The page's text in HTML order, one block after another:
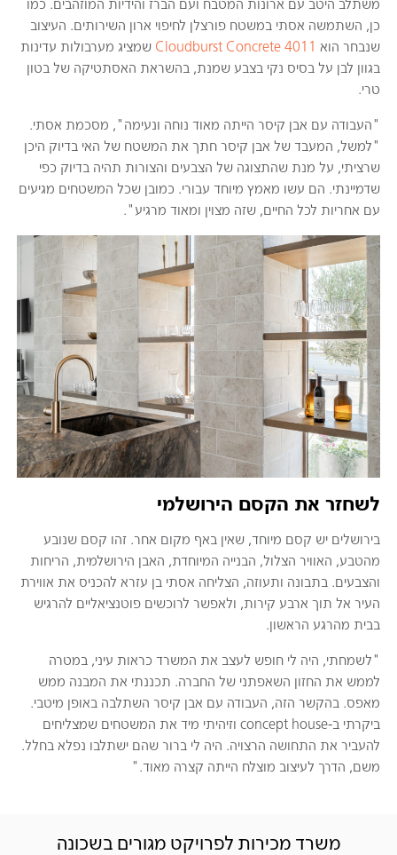
משתלב היטב עם ארונות המטבח ועם הברז והידיות המוזהבים. כמו
כן, השתמשה אסתי במשטח פורצלן לחיפוי ארון השירותים. העיצוב
שנבחר הוא 4011 Cloudburst Concrete
שמציג מערבולות עדינות
בגוון לבן על בסיס נקי בצבע שמנת, בהשראת האסתטיקה של בטון
טרי.
"העבודה עם אבן קיסר הייתה מאוד נוחה ונעימה", מסכמת אסתי.
"למשל, המעבד של אבן קיסר חתך את המשטח של האי בדיוק היכן
שרציתי, על מנת שהתצוגה של הצבעים והצורות תהיה בדיוק כפי
שדמיינתי. הם עשו מאמץ מיוחד עבורי. כמובן שכל המשטחים מגיעים
עם אחריות לכל החיים, שזה מצוין ומאוד מרגיע".
לשחזר את הקסם הירושלמי
בירושלים יש קסם מיוחד, שאין באף מקום אחר. זהו קסם שנובע
מהטבע, האוויר הצלול, הבנייה המיוחדת, האבן הירושלמית, הריחות
והצבעים. בתבונה ותעוזה, הצליחה אסתי בן עזרא להכניס את אווירת
העיר אל תוך ארבע קירות, ולאפשר לרוכשים פוטנציאליים להרגיש
בבית מהרגע הראשון.
"לשמחתי, היה לי חופש לעצב את המשרד כראות עיני, במטרה
לממש את החזון השאפתני של החברה. תכננתי את המבנה ממש
מאפס. בהקשר הזה, העבודה עם אבן קיסר השתלבה באופן מיטבי.
ביקרתי ב-concept house וזיהיתי מיד את המשטחים שמצליחים
להעביר את התחושה הרצויה. היה לי ברור שהם ישתלבו נפלא בחלל.
משם, הדרך לעיצוב מוצלח הייתה קצרה מאוד."
משרד מכירות לפרויקט מגורים בשכונה